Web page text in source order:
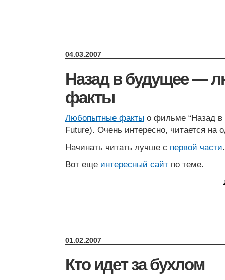
04.03.2007
Назад в будущее —
факты
Любопытные факты о фильме “Назад в
Future). Очень интересно, читается на
Начинать читать лучше с первой части.
Вот еще интересный сайт по теме.
01.02.2007
Кто идет за бухлом